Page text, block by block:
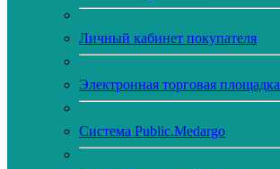
Личный кабинет покупателя
Электронная торговая площадка
Система Public.Medargo